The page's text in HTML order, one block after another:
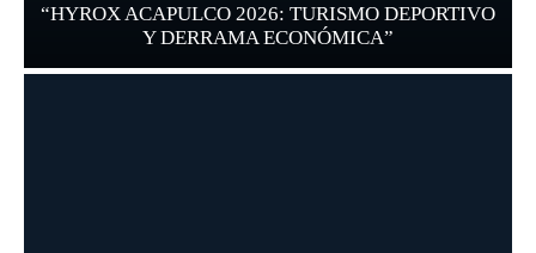
“HYROX ACAPULCO 2026: TURISMO DEPORTIVO
Y DERRAMA ECONÓMICA”